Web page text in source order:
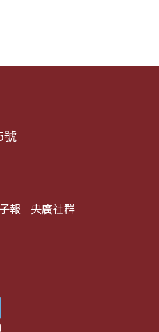
號
報 央廣社群